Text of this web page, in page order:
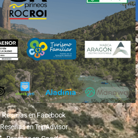
Reseñas en Facebook
Reseñas en TripAdvisor